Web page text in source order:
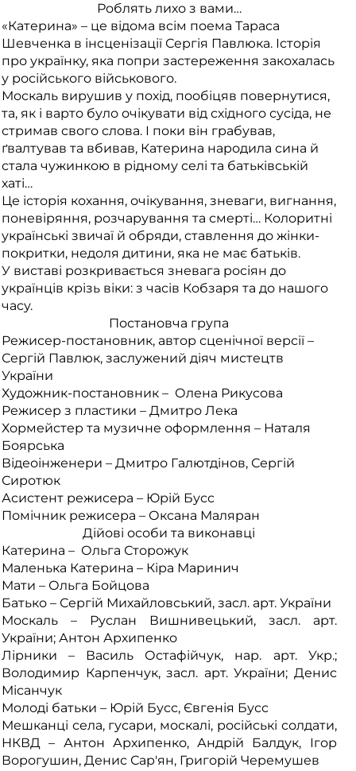
Роблять лихо з вами…
«Катерина» – це відома всім поема Тараса
Шевченка в інсценізації Сергія Павлюка. Історія
про українку, яка попри застереження закохалась
у російського військового.
Москаль вирушив у похід, пообіцяв повернутися,
та, як і варто було очікувати від східного сусіда, не
стримав свого слова. І поки він грабував,
ґвалтував та вбивав, Катерина народила сина й
стала чужинкою в рідному селі та батьківській
хаті…
Це історія кохання, очікування, зневаги, вигнання,
поневіряння, розчарування та смерті… Колоритні
українські звичаї й обряди, ставлення до жінки-
покритки, недоля дитини, яка не має батьків.
У виставі розкривається зневага росіян до
українців крізь віки: з часів Кобзаря та до нашого
часу.
Постановча група
Режисер-постановник, автор сценічної версії –
Сергій Павлюк, заслужений діяч мистецтв
України
Художник-постановник – Олена Рикусова
Режисер з пластики – Дмитро Лека
Хормейстер та музичне оформлення – Наталя
Боярська
Відеоінженери – Дмитро Галютдінов, Сергій
Сиротюк
Асистент режисера – Юрій Бусс
Помічник режисера – Оксана Маляран
Дійові особи та виконавці
Катерина – Ольга Сторожук
Маленька Катерина – Кіра Маринич
Мати – Ольга Бойцова
Батько – Сергій Михайловський, засл. арт. України
Москаль – Руслан Вишнивецький, засл. арт.
України; Антон Архипенко
Лірники – Василь Остафійчук, нар. арт. Укр.;
Володимир Карпенчук, засл. арт. України; Денис
Місанчук
Молоді батьки – Юрій Бусс, Євгенія Бусс
Мешканці села, гусари, москалі, російські солдати,
НКВД – Антон Архипенко, Андрій Балдук, Ігор
Ворогушин, Денис Сар'ян, Григорій Черемушев